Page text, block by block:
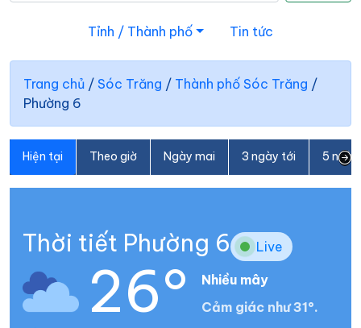
Tỉnh / Thành phố Tin tức
Trang chủ / Sóc Trăng / Thành phố Sóc Trăng /
Phường 6
Hiện tại Theo giờ Ngày mai 3 ngày tới 5
Thời tiết Phường 6 Live
26°
Nhiều mây
Cảm giác như 31°.